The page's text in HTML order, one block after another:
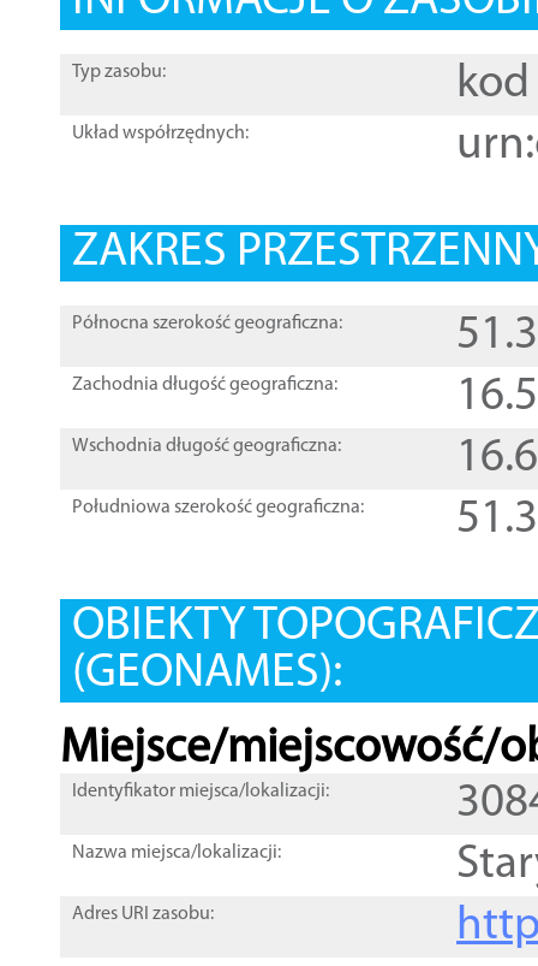
Typ zasobu: kod
Układ współrzędnych:
ZAKRES
Północna szerokość geograficzna:
Zachodnia długość geograficzna:
Wschodnia długość geograficzna:
Południowa szerokość geograficzna:
OBIEKTY
(GEONAMES):
Miejsce/miejscowość/
Identyfikator miejsca/lokalizacji:
Nazwa miejsca/lokalizacji:
Adres URI zasobu: